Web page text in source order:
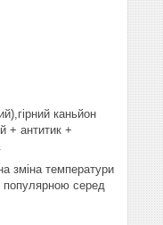
каньйон
+ антитик +
зміна температури
популярною серед